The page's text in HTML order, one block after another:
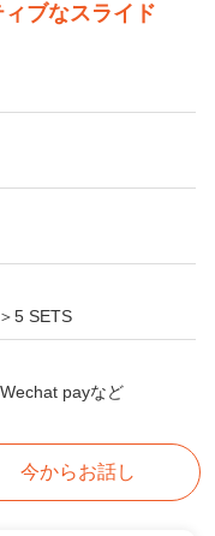
ブなスライド
＞5 SETS
payなど
今からお話し